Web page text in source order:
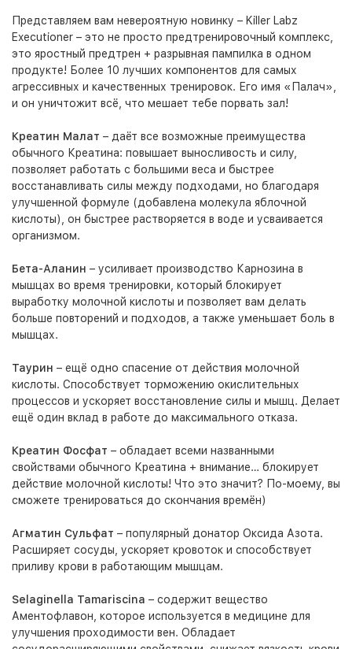
Представляем вам невероятную новинку – Killer Labz
Executioner – это не просто предтренировочный комплекс,
это яростный предтрен + разрывная пампилка в одном
продукте! Более 10 лучших компонентов для самых
агрессивных и качественных тренировок. Его имя «Палач»,
и он уничтожит всё, что мешает тебе порвать зал!
Креатин Малат – даёт все возможные преимущества
обычного Креатина: повышает выносливость и силу,
позволяет работать с большими веса и быстрее
восстанавливать силы между подходами, но благодаря
улучшенной формуле (добавлена молекула яблочной
кислоты), он быстрее растворяется в воде и усваивается
организмом.
Бета-Аланин – усиливает производство Карнозина в
мышцах во время тренировки, который блокирует
выработку молочной кислоты и позволяет вам делать
больше повторений и подходов, а также уменьшает боль в
мышцах.
Таурин – ещё одно спасение от действия молочной
кислоты. Способствует торможению окислительных
процессов и ускоряет восстановление силы и мышц. Делает
ещё один вклад в работе до максимального отказа.
Креатин Фосфат – обладает всеми названными
свойствами обычного Креатина + внимание… блокирует
действие молочной кислоты! Что это значит? По-моему, вы
сможете тренироваться до скончания времён)
Агматин Сульфат – популярный донатор Оксида Азота.
Расширяет сосуды, ускоряет кровоток и способствует
приливу крови в работающим мышцам.
Selaginella Tamariscina – содержит вещество
Аментофлавон, которое используется в медицине для
улучшения проходимости вен. Обладает